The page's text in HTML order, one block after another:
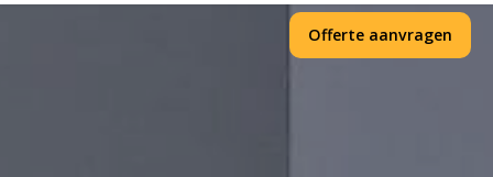
Offerte aanvragen